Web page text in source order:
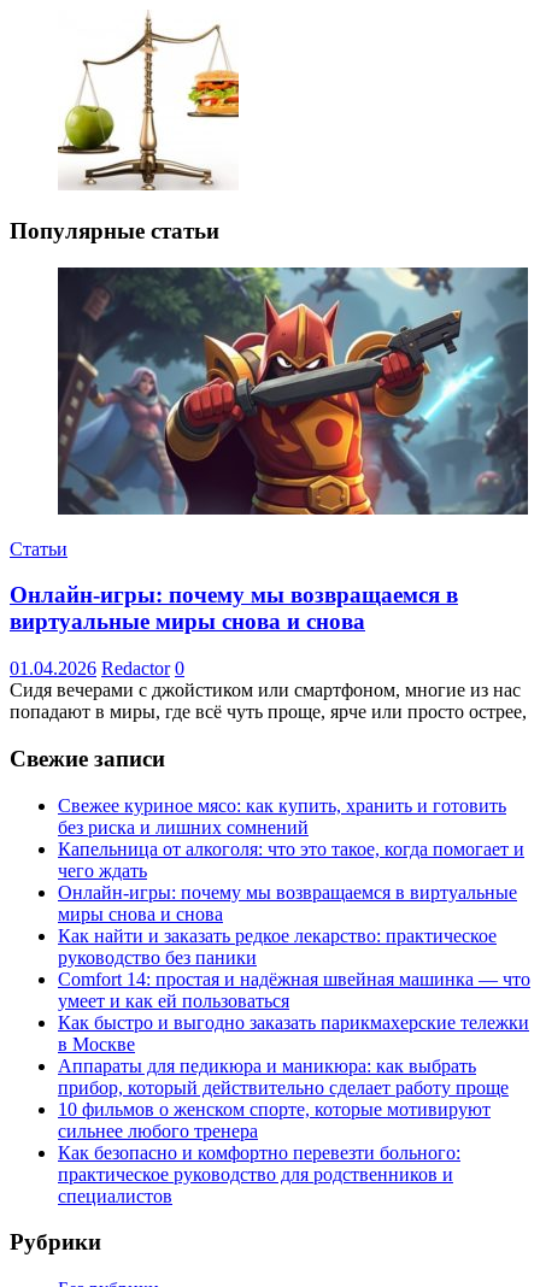
Популярные статьи
Статьи
Онлайн-игры: почему мы возвращаемся в
виртуальные миры снова и снова
01.04.2026 Redactor 0
Сидя вечерами с джойстиком или смартфоном, многие из нас
попадают в миры, где всё чуть проще, ярче или просто острее,
Свежие записи
Свежее куриное мясо: как купить, хранить и готовить
без риска и лишних сомнений
Капельница от алкоголя: что это такое, когда помогает и
чего ждать
Онлайн-игры: почему мы возвращаемся в виртуальные
миры снова и снова
Как найти и заказать редкое лекарство: практическое
руководство без паники
Comfort 14: простая и надёжная швейная машинка — что
умеет и как ей пользоваться
Как быстро и выгодно заказать парикмахерские тележки
в Москве
Аппараты для педикюра и маникюра: как выбрать
прибор, который действительно сделает работу проще
10 фильмов о женском спорте, которые мотивируют
сильнее любого тренера
Как безопасно и комфортно перевезти больного:
практическое руководство для родственников и
специалистов
Рубрики